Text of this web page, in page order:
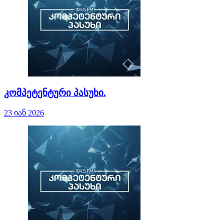
კომპეტენტური პასუხი.
23 იან 2026